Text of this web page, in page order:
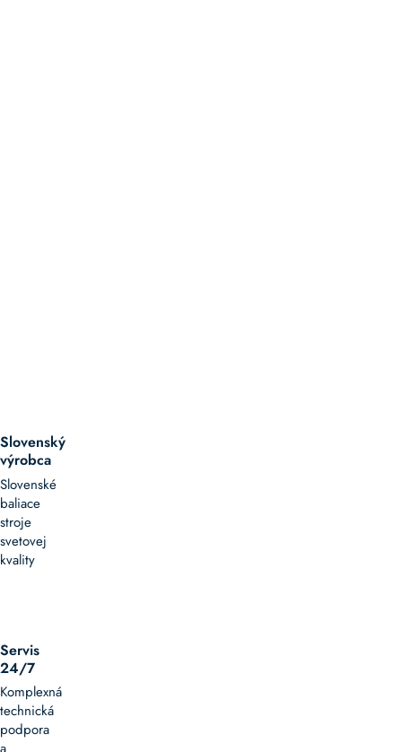
Slovenský
výrobca
Slovenské
baliace
stroje
svetovej
kvality
Servis
24/7
Komplexná
technická
podpora